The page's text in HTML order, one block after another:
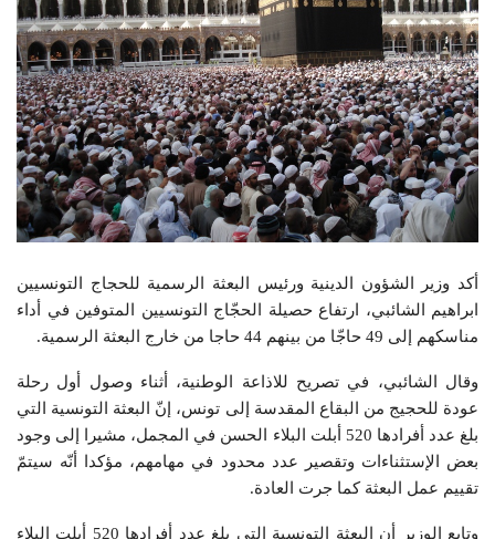
أكد وزير الشؤون الدينية ورئيس البعثة الرسمية للحجاج التونسيين
ابراهيم الشائبي، ارتفاع حصيلة الحجّاج التونسيين المتوفين في أداء
مناسكهم إلى 49 حاجّا من بينهم 44 حاجا من خارج البعثة الرسمية.
وقال الشائبي، في تصريح للاذاعة الوطنية، أثناء وصول أول رحلة
عودة للحجيج من البقاع المقدسة إلى تونس، إنّ البعثة التونسية التي
بلغ عدد أفرادها 520 أبلت البلاء الحسن في المجمل، مشيرا إلى وجود
بعض الإستثناءات وتقصير عدد محدود في مهامهم، مؤكدا أنّه سيتمّ
تقييم عمل البعثة كما جرت العادة.
وتابع الوزير أن البعثة التونسية التي بلغ عدد أفرادها 520 أبلت البلاء